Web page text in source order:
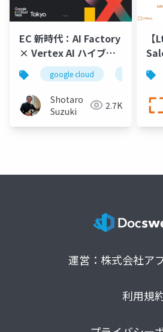
EC 新時代：AI Factory
× Vertex AI ハイブリ
ッド連携術 - 配布用(当
日実施版)
google cloud cloud run
Shotaro
Suzuki
2.7K
【
ポ
発
運営：株式会社ア
利用規